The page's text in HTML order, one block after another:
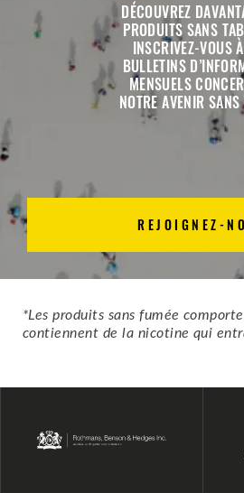
DÉCOUVREZ
PRODUITS SANS
INSCRIVEZ-VOUS
BULLETINS
MENSUELS
NOTRE AVENIR
REJOIGNEZ-
*Les produits sans fumée
contiennent de la nicotine qui